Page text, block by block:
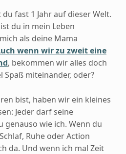
fast 1 Jahr auf dieser Welt.
du in mein Leben
als deine Mama
wenn wir zu zweit eine
, bekommen wir alles doch
Spaß miteinander, oder?
bist, haben wir ein kleines
Jeder darf seine
genauso wie ich. Wenn du
Ruhe oder Action
da. Und wenn ich mal Zeit